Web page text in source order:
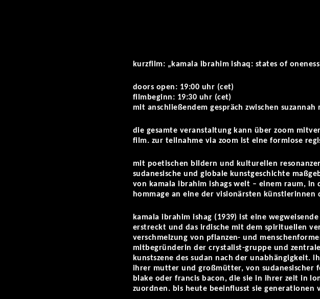
kurzfilm: „kamala ibrahim ishaq: states of
doors open: 19:00 uhr (cet)
filmbeginn: 19:30 uhr (cet)
mit anschließendem gespräch zwischen
die gesamte veranstaltung kann über zoom
film. zur teilnahme via zoom ist eine formlose
mit poetischen bildern und kulturellen
sudanesische und globale kunstgeschichte
von kamala ibrahim ishags welt – einem raum,
hommage an eine der visionärsten künstlerinnen
kamala ibrahim ishag (1939) ist eine
erstreckt und das irdische mit dem spirituellen
verschmelzung von pflanzen- und
mitbegründerin der crystalist-gruppe und
kunstszene des sudan nach der
ihrer mutter und großmütter, von sudanesischer
blake oder francis bacon, die sie in ihrer zeit in
zuordnen. bis heute beeinflusst sie